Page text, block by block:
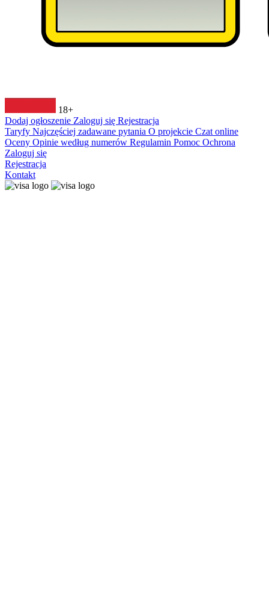
18+
Dodaj ogłoszenie Zaloguj się Rejestracja
Taryfy Najczęściej zadawane pytania O projekcie Czat online
Oceny Opinie według numerów Regulamin Pomoc Ochrona
Zaloguj się
Rejestracja
Kontakt